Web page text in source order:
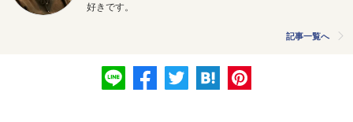
好きです。
記事一覧へ